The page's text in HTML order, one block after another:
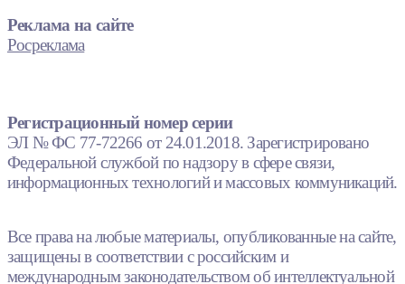
Реклама на сайте
Росреклама
Регистрационный номер серии
ЭЛ № ФС 77-72266 от 24.01.2018. Зарегистрировано
Федеральной службой по надзору в сфере связи,
информационных технологий и массовых коммуникаций.
Все права на любые материалы, опубликованные на сайте,
защищены в соответствии с российским и
международным законодательством об интеллектуальной